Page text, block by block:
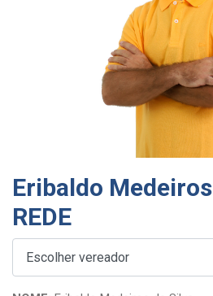
Eribaldo Medeiros
REDE